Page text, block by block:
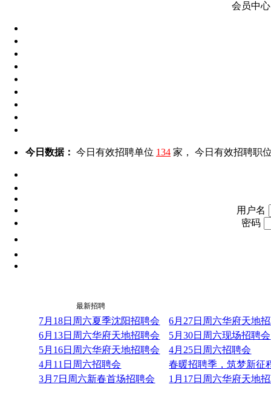
会员中心
今日数据： 今日有效招聘单位 134 家， 今日有效招聘职
用户名
密码
最新招聘
7月18日周六夏季沈阳招聘会
6月27日周六华府天地
6月13日周六华府天地招聘会
5月30日周六现场招聘会
5月16日周六华府天地招聘会
4月25日周六招聘会
4月11日周六招聘会
春暖招聘季，筑梦新征
3月7日周六新春首场招聘会
1月17日周六华府天地